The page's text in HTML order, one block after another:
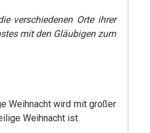
verschiedenen Orte ihrer
mit den Gläubigen zum
Weihnacht wird mit großer
Weihnacht ist.